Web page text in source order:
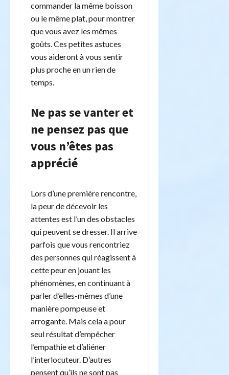
commander la même boisson
ou le même plat, pour montrer
que vous avez les mêmes
goûts. Ces petites astuces
vous aideront à vous sentir
plus proche en un rien de
temps.
Ne pas se vanter et
ne pensez pas que
vous n’êtes pas
apprécié
Lors d’une première rencontre,
la peur de décevoir les
attentes est l’un des obstacles
qui peuvent se dresser. Il arrive
parfois que vous rencontriez
des personnes qui réagissent à
cette peur en jouant les
phénomènes, en continuant à
parler d’elles-mêmes d’une
manière pompeuse et
arrogante. Mais cela a pour
seul résultat d’empêcher
l’empathie et d’aliéner
l’interlocuteur. D’autres
pensent qu’ils ne sont pas